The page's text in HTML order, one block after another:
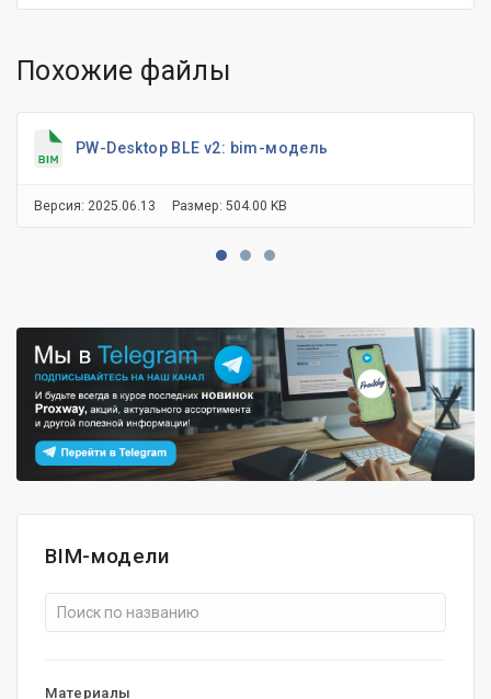
Похожие файлы
PW-Desktop BLE v2: bim-модель
Версия: 2025.06.13 Размер: 504.00 KB
BIM-модели
Материалы